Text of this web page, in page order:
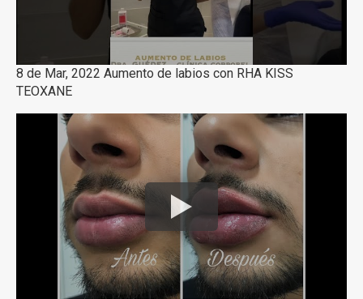
8 de Mar, 2022 Aumento de labios con RHA KISS
TEOXANE